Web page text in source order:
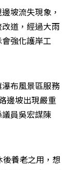
坡流失現象，
道，經過大雨
強化護岸工
布風景區服務
邊坡出現嚴重
員吳宏謀陳
養老之用，想